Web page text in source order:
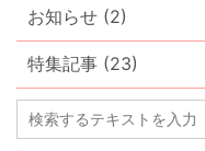
お知らせ (2)
特集記事 (23)